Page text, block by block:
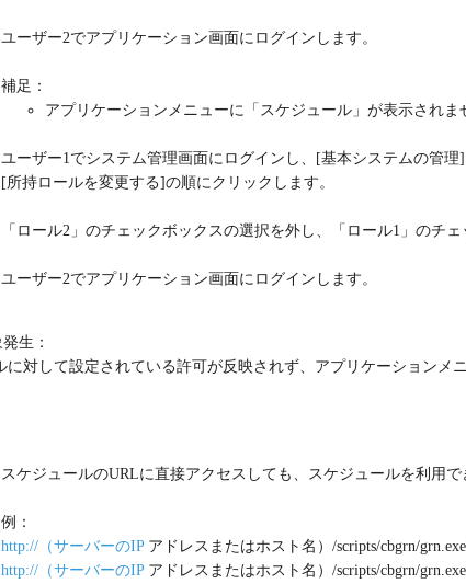
ユーザー2でアプリケーション画面にログインします。
補足：
アプリケーションメニューに「スケジュール」が表示されま
ユーザー1でシステム管理画面にログインし、[基本システムの管
[所持ロールを変更する]の順にクリックします。
「ロール2」のチェックボックスの選択を外し、「ロール1」のチ
ユーザー2でアプリケーション画面にログインします。
生：
対して設定されている許可が反映されず、アプリケーションメ
スケジュールのURLに直接アクセスしても、スケジュールを利用で
例：
http://（サーバーのIPアドレスまたはホスト名）/scripts/cbgrn/
http://（サーバーのIPアドレスまたはホスト名）/scripts/cbgrn/